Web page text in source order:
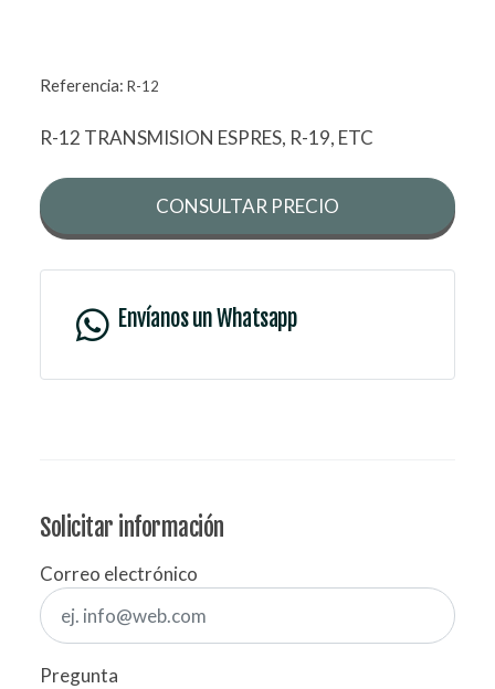
Referencia: R-12
R-12 TRANSMISION ESPRES, R-19, ETC
CONSULTAR PRECIO
Envíanos un Whatsapp
Solicitar información
Correo electrónico
Pregunta